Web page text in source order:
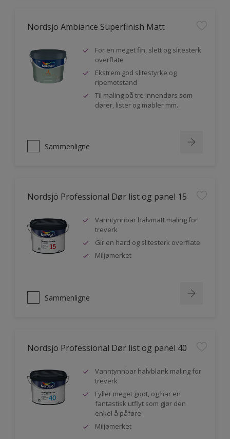
Nordsjö Ambiance Superfinish Matt
For en meget fin, slett og slitesterk
overflate
Ekstrem god slitestyrke og
ripemotstand
Til maling på tre innendørs som
dører, lister og møbler mm.
Sammenligne
Nordsjö Professional Dør list og panel 15
Vanntynnbar halvmatt maling for
treverk
Gir en hard og slitesterk overflate
Miljømerket
Sammenligne
Nordsjö Professional Dør list og panel 40
Vanntynnbar halvblank maling for
treverk
Fyller meget godt, og har en
fantastisk utflyt som gjør den
enkel å påføre
Miljømerket